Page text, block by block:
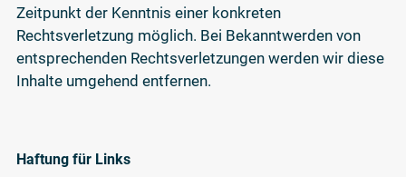
Zeitpunkt der Kenntnis einer konkreten
Rechtsverletzung möglich. Bei Bekanntwerden von
entsprechenden Rechtsverletzungen werden wir diese
Inhalte umgehend entfernen.
Haftung für Links